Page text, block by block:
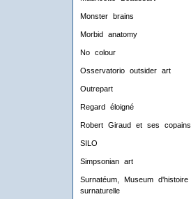
Monster brains
Morbid anatomy
No colour
Osservatorio outsider art
Outrepart
Regard éloigné
Robert Giraud et ses copains
SILO
Simpsonian art
Surnatéum, Museum d'histoire
surnaturelle